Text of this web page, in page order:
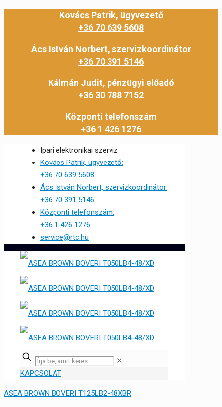
Kovács Patrik, ügyvezető
+36 70 639 5608
Ács István Norbert, szervizkoordinátor
+36 70 391 5146
Kálmán Judit, pénzügyi előadó
+36 30 788 7152
Központi telefonszám
+36 1 426 1276
Ipari elektronikai szerviz
Kovács Patrik, ügyvezető:
+36 70 639 5608
Ács István Norbert, szervizkoordinátor:
+36 70 391 5146
Központi telefonszám:
+36 1 426 1276
service@rtc.hu
✕
KAPCSOLAT
ASEA BROWN BOVERI T125LB2-48XBR